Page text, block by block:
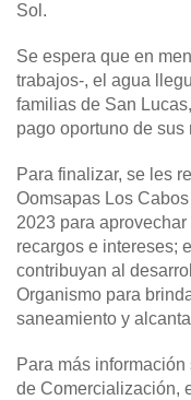
Sol.
Se espera que en
trabajos-, el agua
familias de San
pago oportuno de sus
Para finalizar, se les
Oomsapas Los
2023 para
recargos e intereses;
contribuyan al
Organismo para
saneamiento y
Para más
de Comercialización,